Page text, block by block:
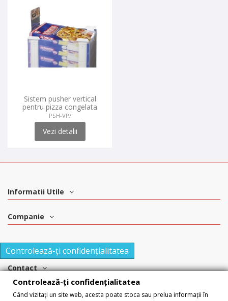
Sistem pusher vertical
pentru pizza congelata
PSH-VP/
Vezi detalii
Informatii Utile
Companie
Controlează-ți confidențialitatea
Contact
Retele sociale
Controlează-ți confidențialitatea
Când vizitați un site web, acesta poate stoca sau prelua informații în